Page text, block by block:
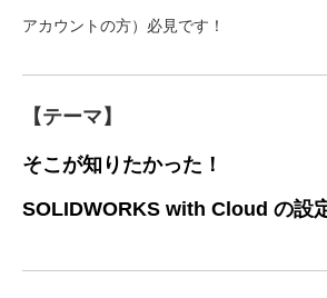
アカウントの方）必見です！
【テーマ】
そこが知りたかった！
SOLIDWORKS with Cloud の設